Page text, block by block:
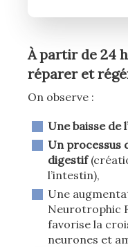
Àpartirde 24
réparer et
On observe :
Une baisse de
Un processus
digestif
l’intestin),
Une
Neurotrophic
favorise la
neurones et